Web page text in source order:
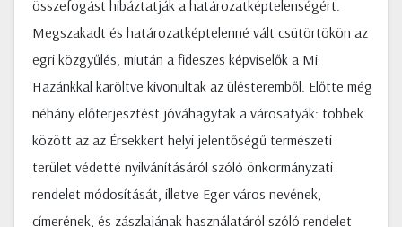
összefogást hibáztatják a határozatképtelenségért.
Megszakadt és határozatképtelenné vált csütörtökön az
egri közgyűlés, miután a fideszes képviselők a Mi
Hazánkkal karöltve kivonultak az ülésteremből. Előtte még
néhány előterjesztést jóváhagytak a városatyák: többek
között az az Érsekkert helyi jelentőségű természeti
terület védetté nyilvánításáról szóló önkormányzati
rendelet módosítását, illetve Eger város nevének,
címerének, és zászlajának használatáról szóló rendelet